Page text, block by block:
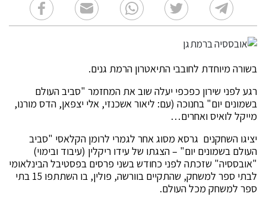
בשורה מיוחדת לחובבי התיאטרון הרמת גנים.
רגע לפני שירון כפכפי יעלה שוב את המחזמר "סביב העולם
בשמונים יום" בחנוכה (עם: ליאור אשכנזי, אלי יצפאן, הדס מורנו,
מייקל לואיס ואחרים…
יציגו השחקנים גרסא מסוג אחר לגמרי לרומן הקלאסי "סביב
העולם בשמונים יום" – הצגתו של עידו ריקלין (עיבוד ובימוי)
"אובססיה" שזכתה לפני כחודש בשני פרסים בפסטיבל הבינלאומי
לבתי ספר למשחק, שהתקיים בוורשה, פולין, בו השתתפו 15 בתי
ספר למשחק מכל העולם.